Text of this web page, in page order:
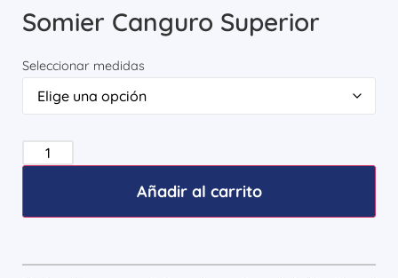
Somier Canguro Superior
Seleccionar medidas
Añadir al carrito